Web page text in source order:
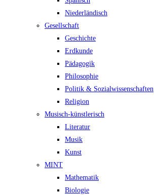
Niederländisch
Gesellschaft
Geschichte
Erdkunde
Pädagogik
Philosophie
Politik & Sozialwissenschaften
Religion
Musisch-künstlerisch
Literatur
Musik
Kunst
MINT
Mathematik
Biologie